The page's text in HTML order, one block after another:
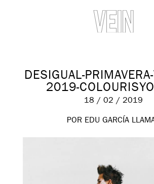
DESIGUAL-
2019-
18 / 02 / 2019
POR EDU GARCÍA